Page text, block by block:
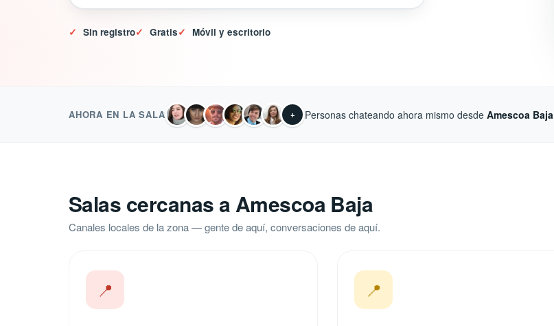
✓ Sin registro✓ Gratis✓ Móvil y escritorio
AHORA EN LA SALA + Personas chateando ahora mismo desdeAmescoa Baja
Salas cercanas a Amescoa Baja
Canales locales de la zona — gente de aquí, conversaciones de aquí.
📍 📍